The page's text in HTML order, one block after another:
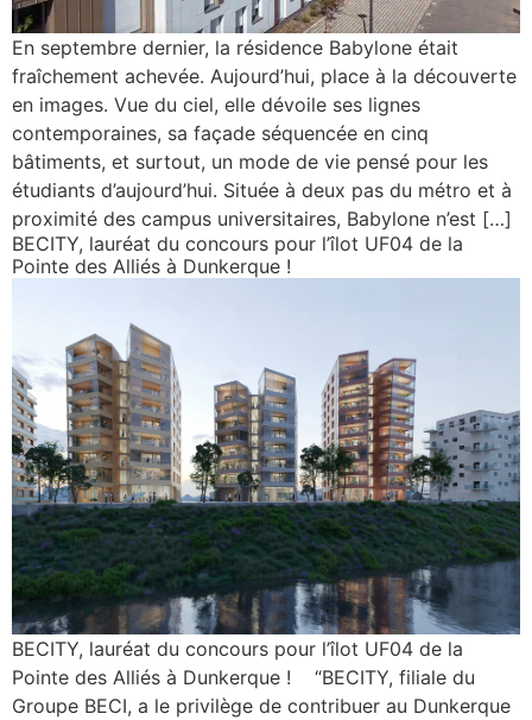
En septembre dernier, la résidence Babylone était
fraîchement achevée. Aujourd’hui, place à la découverte
en images. Vue du ciel, elle dévoile ses lignes
contemporaines, sa façade séquencée en cinq
bâtiments, et surtout, un mode de vie pensé pour les
étudiants d’aujourd’hui. Située à deux pas du métro et à
proximité des campus universitaires, Babylone n’est […]
BECITY, lauréat du concours pour l’îlot UF04 de la
Pointe des Alliés à Dunkerque !
BECITY, lauréat du concours pour l’îlot UF04 de la
Pointe des Alliés à Dunkerque ! “BECITY, filiale du
Groupe BECI, a le privilège de contribuer au Dunkerque